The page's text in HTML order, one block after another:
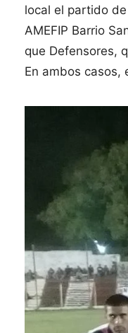
local el partido
AMEFIP Barrio
que Defensores,
En ambos casos,